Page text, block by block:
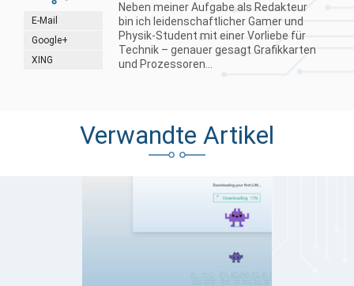
E-Mail
Google+
XING
Neben meiner Aufgabe als Redakteur
bin ich leidenschaftlicher Gamer und
Physik-Student mit einer Vorliebe für
Technik – genauer gesagt Grafikkarten
und Prozessoren...
Verwandte Artikel